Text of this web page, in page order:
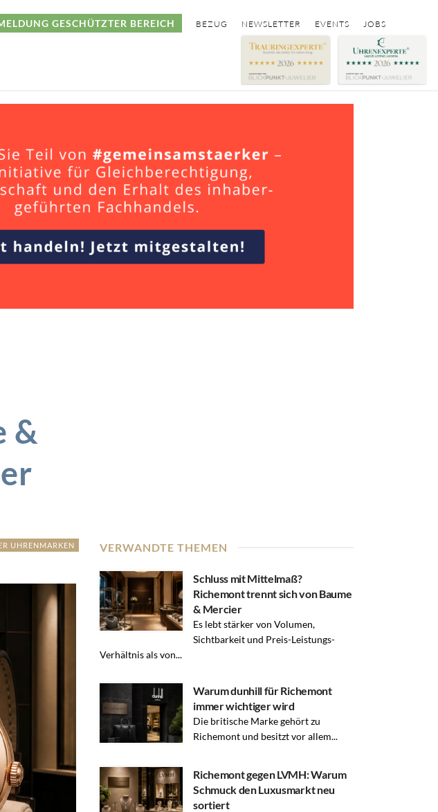
GESCHÜTZTER BEREICH BEZUG NEWSLETTER EVENTS JOBS
&
UHRENMARKEN
VERWANDTE THEMEN
Schluss mit Mittelmaß?
Richemont trennt sich von Baume
& Mercier
Es lebt stärker von Volumen,
Sichtbarkeit und Preis-Leistungs-
Verhältnis als von...
Warum dunhill für Richemont
immer wichtiger wird
Die britische Marke gehört zu
Richemont und besitzt vor allem...
Richemont gegen LVMH: Warum
Schmuck den Luxusmarkt neu
sortiert